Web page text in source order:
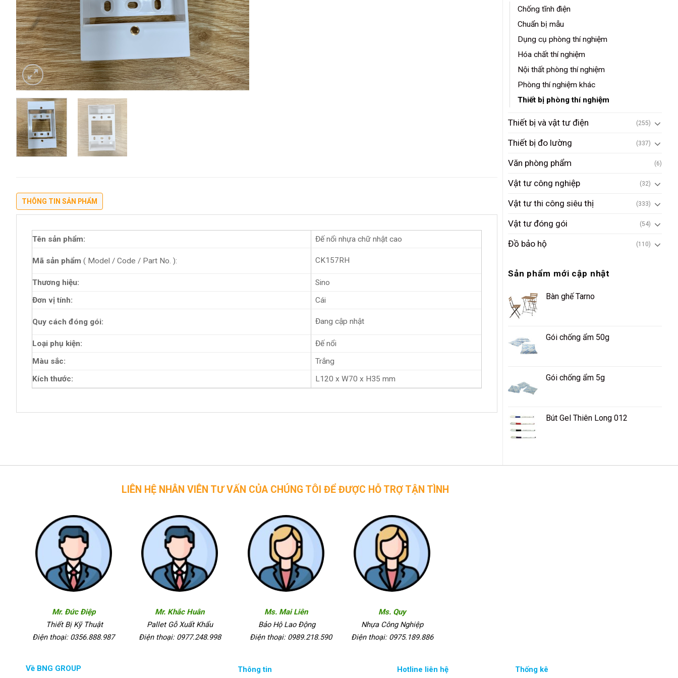
Chống tĩnh điện
Chuẩn bị mẫu
Dụng cụ phòng thí nghiệm
Hóa chất thí nghiệm
Nội thất phòng thí nghiệm
Phòng thí nghiệm khác
Thiết bị phòng thí nghiệm
Thiết bị và vật tư điện (255)
Thiết bị đo lường (337)
Văn phòng phẩm (6)
Vật tư công nghiệp (32)
Vật tư thi công siêu thị (333)
Vật tư đóng gói (54)
Đồ bảo hộ (110)
Sản phẩm mới cập nhật
Bàn ghế Tarno
Gói chống ẩm 50g
Gói chống ẩm 5g
Bút Gel Thiên Long 012
THÔNG TIN SẢN PHẨM
Tên sản phẩm: Đế nổi nhựa chữ nhật cao
Mã sản phẩm ( Model / Code / Part No. ): CK157RH
Thương hiệu:
Sino
Đơn vị tính:
Cái
Quy cách đóng gói: Đang cập nhật
Loại phụ kiện:
Đế nổi
Màu sắc:
Trắng
Kích thước:
L120 x W70 x H35 mm
LIÊN HỆ NHÂN VIÊN TƯ VẤN CỦA CHÚNG TÔI ĐỂ ĐƯỢC HỖ TRỢ TẬN TÌNH
Mr. Đức Điệp
Thiết Bị Kỹ Thuật
Điện thoại: 0356.888.987
Mr. Khắc Huân
Pallet Gỗ Xuất Khẩu
Điện thoại: 0977.248.998
Ms. Mai Liên
Bảo Hộ Lao Động
Điện thoại: 0989.218.590
Ms. Quy
Nhựa Công Nghiệp
Điện thoại: 0975.189.886
Về BNG GROUP Thông tin Hotline liên hệ Thống kê